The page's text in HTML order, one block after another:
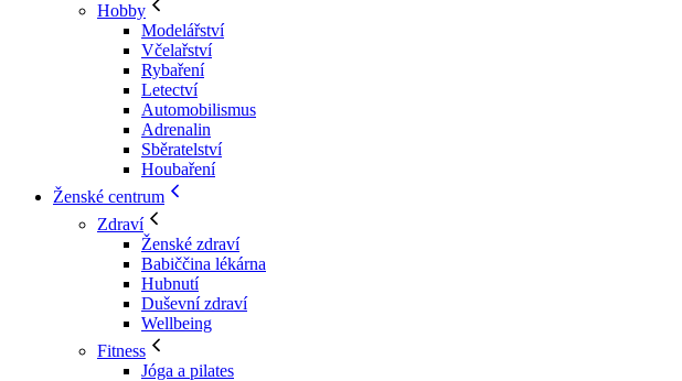
Hobby
Modelářství
Včelařství
Rybaření
Letectví
Automobilismus
Adrenalin
Sběratelství
Houbaření
Ženské centrum
Zdraví
Ženské zdraví
Babiččina lékárna
Hubnutí
Duševní zdraví
Wellbeing
Fitness
Jóga a pilates